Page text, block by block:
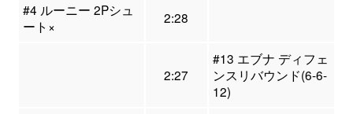
#4 ルーニー 2Pシュ
ート×
2:28
2:27
#13 エブナ ディフェ
ンスリバウンド(6-6-
12)